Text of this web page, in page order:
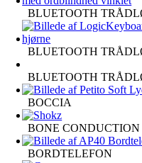
BLUETOOTH
BLUETOOTH
BLUETOOTH
BOCCIA
BONE CONDUCTION
BORDTELEFON